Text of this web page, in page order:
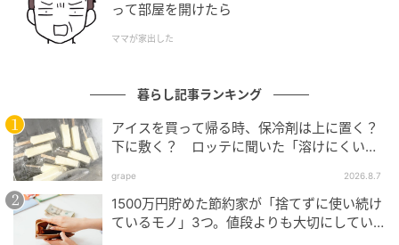
上り坂の場合
って部屋を開けたら
ママが家出した
暮らし記事ランキング
アイスを買って帰る時、保冷剤は上に置く？
下に敷く？ ロッテに聞いた「溶けにくい持
grape 2026.8.7
1500万円貯めた節約家が「捨てずに使い続け
ているモノ」3つ。値段よりも大切にしてい